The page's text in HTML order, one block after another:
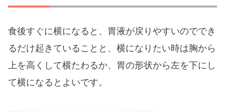
食後すぐに横になると、胃液が戻りやすいのででき
るだけ起きていることと、横になりたい時は胸から
上を高くして横たわるか、胃の形状から左を下にし
て横になるとよいです。